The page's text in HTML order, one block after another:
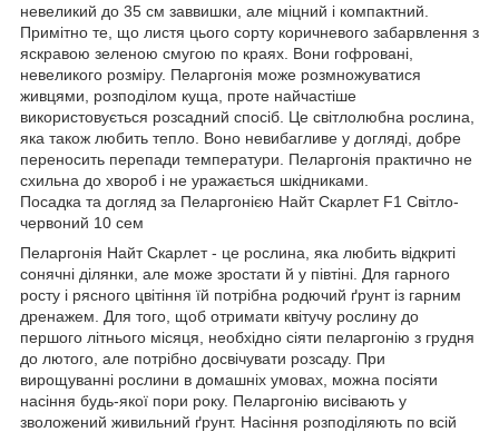
невеликий до 35 см заввишки, але міцний і компактний.
Примітно те, що листя цього сорту коричневого забарвлення з
яскравою зеленою смугою по краях. Вони гофровані,
невеликого розміру. Пеларгонія може розмножуватися
живцями, розподілом куща, проте найчастіше
використовується розсадний спосіб. Це світлолюбна рослина,
яка також любить тепло. Воно невибагливе у догляді, добре
переносить перепади температури. Пеларгонія практично не
схильна до хвороб і не уражається шкідниками.
Посадка та догляд за Пеларгонією Найт Скарлет F1 Світло-
червоний 10 сем
Пеларгонія Найт Скарлет - це рослина, яка любить відкриті
сонячні ділянки, але може зростати й у півтіні. Для гарного
росту і рясного цвітіння їй потрібна родючий ґрунт із гарним
дренажем. Для того, щоб отримати квітучу рослину до
першого літнього місяця, необхідно сіяти пеларгонію з грудня
до лютого, але потрібно досвічувати розсаду. При
вирощуванні рослини в домашніх умовах, можна посіяти
насіння будь-якої пори року. Пеларгонію висівають у
зволожений живильний ґрунт. Насіння розподіляють по всій